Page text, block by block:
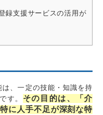
録支援サービスの活用が
、一定の技能・知識を持
す。 その目的は、「介
に人手不足が深刻な特